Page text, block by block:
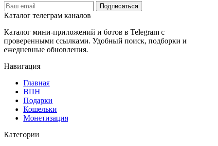
Подписаться
Каталог телеграм каналов
Каталог мини-приложений и ботов в Telegram с
проверенными ссылками. Удобный поиск, подборки и
ежедневные обновления.
Навигация
Главная
️ВПН
Подарки
Кошельки
Монетизация
Категории